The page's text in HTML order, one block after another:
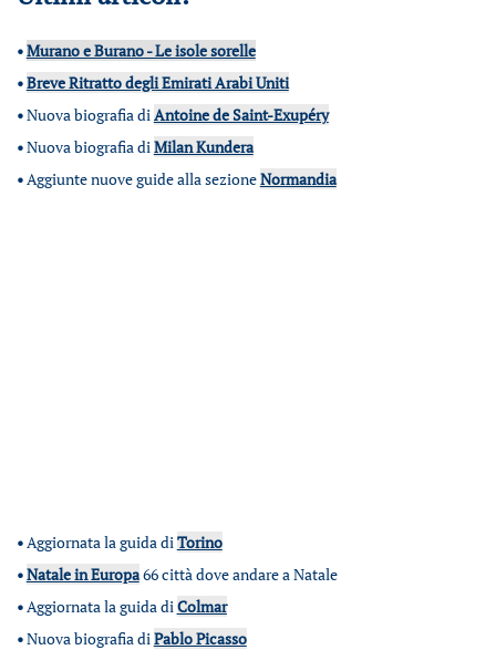
•Murano e Burano - Le isole sorelle
•Breve Ritratto degli Emirati Arabi Uniti
•Nuova biografia diAntoine de Saint-Exupéry
•Nuova biografia diMilan Kundera
•Aggiunte nuove guide alla sezioneNormandia
•Aggiornata la guida diTorino
•Natale in Europa66 città dove andare a Natale
•Aggiornata la guida diColmar
•Nuova biografia diPablo Picasso